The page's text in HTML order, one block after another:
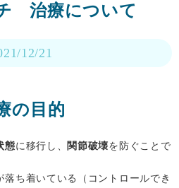
治療について
12/21
の目的
態に移行し、 関節破壊を防ぐことで
ち着いている（コントロールでき